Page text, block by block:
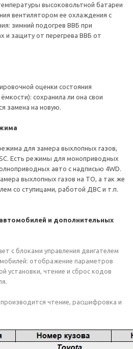
высоковольтной батареи
вентилятором ее охлаждения с
зимний подогрев ВВБ при
и защиту от перегрева ВВБ от
оценки состояния
сохранила ли она свои
замена на новую.
для замера выхлопных газов,
Есть режимы для моноприводных
авто с надписью 4WD.
выхлопных газов на ТО, а так же
со ступицами, работой ДВС и т.п.
и дополнительных
с блоками управления двигателем
отображение параметров
установки, чтение и сброс кодов
чтение, расшифровка и